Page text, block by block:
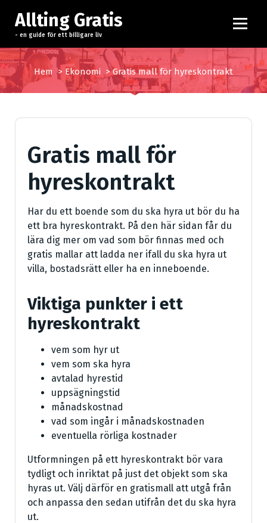
p
a
t
i
Allting Gratis
- en guide för ett billigare liv
Hem > Ekonomi >Gratis mall för hyreskontrakt
Gratis mall för
hyreskontrakt
Har du ett boende som du ska hyra ut bör du ha
ett bra hyreskontrakt. På den här sidan får du
lära dig mer om vad som bör finnas med och
gratis mallar att ladda ner ifall du ska hyra ut
villa, bostadsrätt eller ha en inneboende.
Viktiga punkter i ett
hyreskontrakt
vem som hyr ut
vem som ska hyra
avtalad hyrestid
uppsägningstid
månadskostnad
vad som ingår i månadskostnaden
eventuella rörliga kostnader
Utformningen på ett hyreskontrakt bör vara
tydligt och inriktat på just det objekt som ska
hyras ut. Välj därför en gratismall att utgå från
och anpassa den sedan utifrån det du ska hyra
ut.